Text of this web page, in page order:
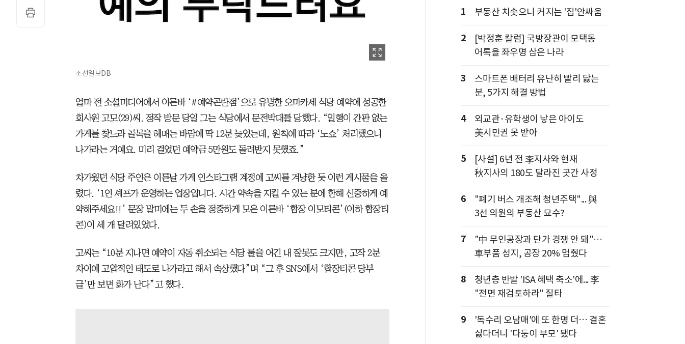
조선일보DB
얼마 전 소셜미디어에서 이른바 ‘#예약곤란점’으로 유명한 오마카세 식당 예약에 성공한
회사원 고모(29)씨. 정작 방문 당일 그는 식당에서 문전박대를 당했다. “일행이 간판 없는
가게를 찾느라 골목을 헤매는 바람에 딱 12분 늦었는데, 원칙에 따라 ‘노쇼’ 처리했으니
나가라는 거예요. 미리 걸었던 예약금 5만원도 돌려받지 못했죠.”
차가웠던 식당 주인은 이튿날 가게 인스타그램 계정에 고씨를 겨냥한 듯 이런 게시물을 올
렸다. ‘1인 셰프가 운영하는 업장입니다. 시간 약속을 지킬 수 있는 분에 한해 신중하게 예
약해주세요!!’ 문장 말미에는 두 손을 정중하게 모은 이른바 ‘합장 이모티콘’(이하 합장티
콘)이 세 개 달려있었다.
고씨는 “10분 지나면 예약이 자동 취소되는 식당 룰을 어긴 내 잘못도 크지만, 고작 2분
차이에 고압적인 태도로 나가라고 해서 속상했다”며 “그 후 SNS에서 ‘합장티콘 당부
글’만 보면 화가 난다”고 했다.
1
부동산 치솟으니 커지는 '집'안싸움
2
[박정훈 칼럼] 국방장관이 모택동
어록을 좌우명 삼은 나라
3
스마트폰 배터리 유난히 빨리 닳는
분, 5가지 해결 방법
4
외교관·유학생이 낳은 아이도
美시민권 못 받아
5
[사설] 6년 전 李지사와 현재
秋지사의 180도 달라진 곳간 사정
6
"폐기 버스 개조해 청년주택"... 與
3선 의원의 부동산 묘수?
7
"中 무인공장과 단가 경쟁 안 돼"…
車부품 성지, 공장 20% 멈췄다
8
청년층 반발 'ISA 혜택 축소'에... 李
"전면 재검토하라" 질타
9
'독수리 오남매'에 또 한명 더… 결혼
싫다더니 '다둥이 부모' 됐다